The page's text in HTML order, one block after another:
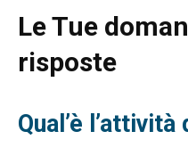
Le Tue
risposte
Qual’è